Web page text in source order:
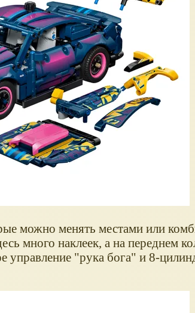
можно менять местами или
много наклеек, а на переднем
управление "рука бога" и 8-